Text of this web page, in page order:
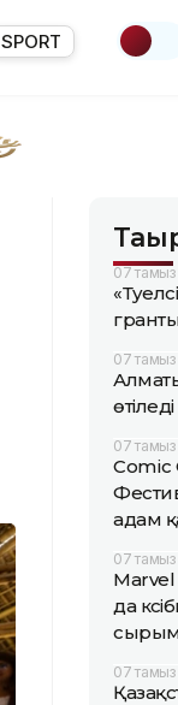
SPORT
07 тамыз
07 тамыз
өтіледі
07 тамыз
Comic
адам
07 тамыз
Marvel
да
07 тамыз